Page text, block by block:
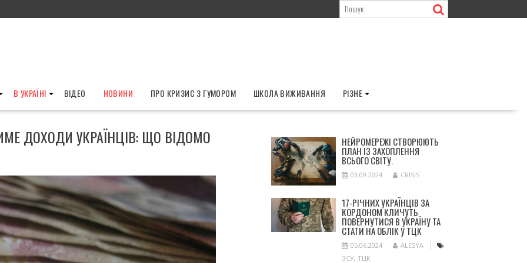
В УКРАЇНІ ВІДЕО НОВИНИ ПРО КРИЗИС З ГУМОРОМ ШКОЛА ВИЖИВАННЯ РІЗНЕ
ДОХОДИ УКРАЇНЦІВ: ЩО ВІДОМО НЕЙРОМЕРЕЖІ СТВОРЮЮТЬ
ПЛАН ІЗ ЗАХОПЛЕННЯ
ВСЬОГО СВІТУ.
03.09.2024 CRISIS
17-РІЧНИХ УКРАЇНЦІВ ЗА
КОРДОНОМ КЛИЧУТЬ
ПОВЕРНУТИСЯ В УКРАЇНУ ТА
СТАТИ НА ОБЛІК У ТЦК
05.06.2024
ALESYA
ЗСУ, ТЦК